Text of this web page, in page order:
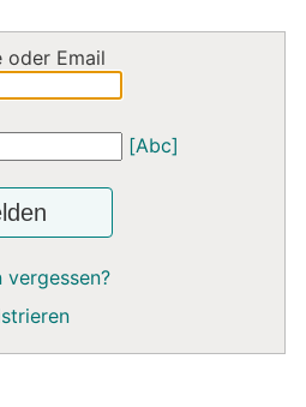
oder Email
[Abc]
vergessen?